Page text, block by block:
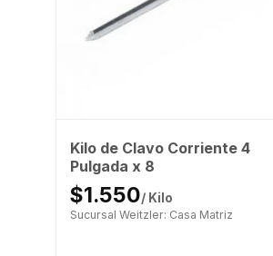
Kilo de Clavo Corriente 4
Pulgada x 8
$1.550/ Kilo
Sucursal Weitzler: Casa Matriz